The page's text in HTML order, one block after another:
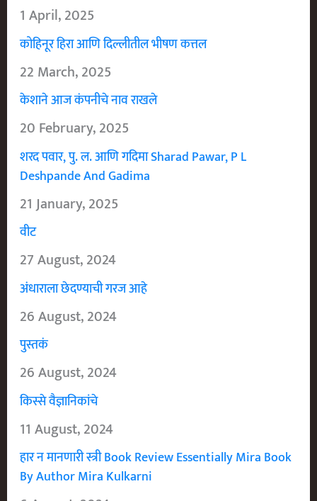
1 April, 2025
कोहिनूर हिरा आणि दिल्लीतील भीषण कत्तल
22 March, 2025
केशाने आज कंपनीचे नाव राखले
20 February, 2025
शरद पवार, पु. ल. आणि गदिमा Sharad Pawar, P L
Deshpande And Gadima
21 January, 2025
वीट
27 August, 2024
अंधाराला छेदण्याची गरज आहे
26 August, 2024
पुस्तकं
26 August, 2024
किस्से वैज्ञानिकांचे
11 August, 2024
हार न मानणारी स्त्री Book Review Essentially Mira Book
By Author Mira Kulkarni